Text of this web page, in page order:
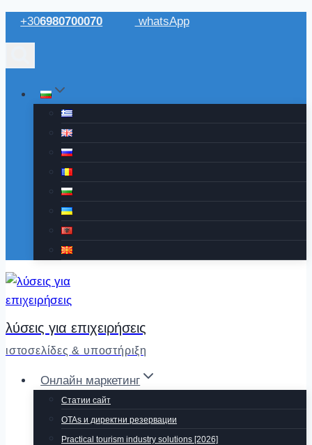
Към
съдържанието
+306980700070 whatsApp
λύσεις για επιχειρήσεις
ιστοσελίδες & υποστήριξη
Онлайн маркетинг
Статии сайт
OTAs и директни резервации
Practical tourism industry solutions [2026]